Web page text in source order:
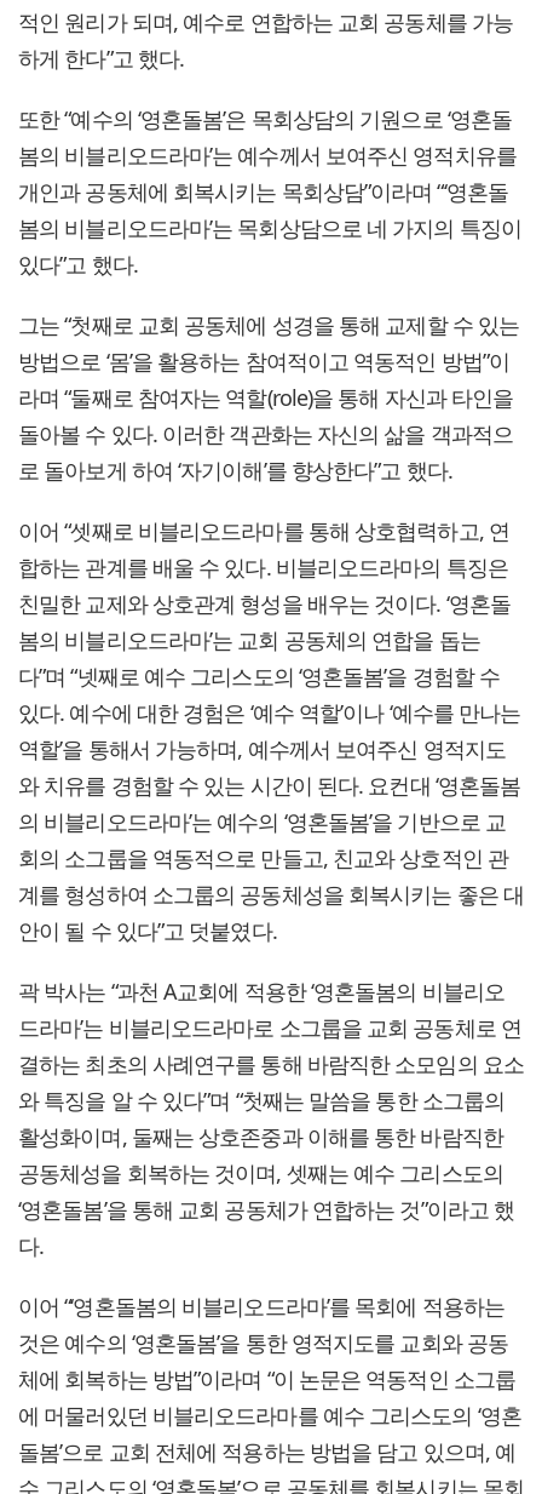
적인 원리가 되며, 예수로 연합하는 교회 공동체를 가능
하게 한다”고 했다.
또한 “예수의 ‘영혼돌봄’은 목회상담의 기원으로 ‘영혼돌
봄의 비블리오드라마’는 예수께서 보여주신 영적치유를
개인과 공동체에 회복시키는 목회상담”이라며 “‘영혼돌
봄의 비블리오드라마’는 목회상담으로 네 가지의 특징이
있다”고 했다.
그는 “첫째로 교회 공동체에 성경을 통해 교제할 수 있는
방법으로 ‘몸’을 활용하는 참여적이고 역동적인 방법”이
라며 “둘째로 참여자는 역할(role)을 통해 자신과 타인을
돌아볼 수 있다. 이러한 객관화는 자신의 삶을 객과적으
로 돌아보게 하여 ‘자기이해’를 향상한다”고 했다.
이어 “셋째로 비블리오드라마를 통해 상호협력하고, 연
합하는 관계를 배울 수 있다. 비블리오드라마의 특징은
친밀한 교제와 상호관계 형성을 배우는 것이다. ‘영혼돌
봄의 비블리오드라마’는 교회 공동체의 연합을 돕는
다”며 “넷째로 예수 그리스도의 ‘영혼돌봄’을 경험할 수
있다. 예수에 대한 경험은 ‘예수 역할’이나 ‘예수를 만나는
역할’을 통해서 가능하며, 예수께서 보여주신 영적지도
와 치유를 경험할 수 있는 시간이 된다. 요컨대 ‘영혼돌봄
의 비블리오드라마’는 예수의 ‘영혼돌봄’을 기반으로 교
회의 소그룹을 역동적으로 만들고, 친교와 상호적인 관
계를 형성하여 소그룹의 공동체성을 회복시키는 좋은 대
안이 될 수 있다”고 덧붙였다.
곽 박사는 “과천 A교회에 적용한 ‘영혼돌봄의 비블리오
드라마’는 비블리오드라마로 소그룹을 교회 공동체로 연
결하는 최초의 사례연구를 통해 바람직한 소모임의 요소
와 특징을 알 수 있다”며 “첫째는 말씀을 통한 소그룹의
활성화이며, 둘째는 상호존중과 이해를 통한 바람직한
공동체성을 회복하는 것이며, 셋째는 예수 그리스도의
‘영혼돌봄’을 통해 교회 공동체가 연합하는 것”이라고 했
다.
이어 “‘영혼돌봄의 비블리오드라마’를 목회에 적용하는
것은 예수의 ‘영혼돌봄’을 통한 영적지도를 교회와 공동
체에 회복하는 방법”이라며 “이 논문은 역동적인 소그룹
에 머물러있던 비블리오드라마를 예수 그리스도의 ‘영혼
돌봄’으로 교회 전체에 적용하는 방법을 담고 있으며, 예
수 그리스도의 ‘영혼돌봄’으로 공동체를 회복시키는 목회